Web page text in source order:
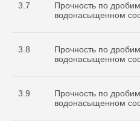
3.7
Прочность по
водонасыщенном
3.8
Прочность по
водонасыщенном
3.9
Прочность по
водонасыщенном